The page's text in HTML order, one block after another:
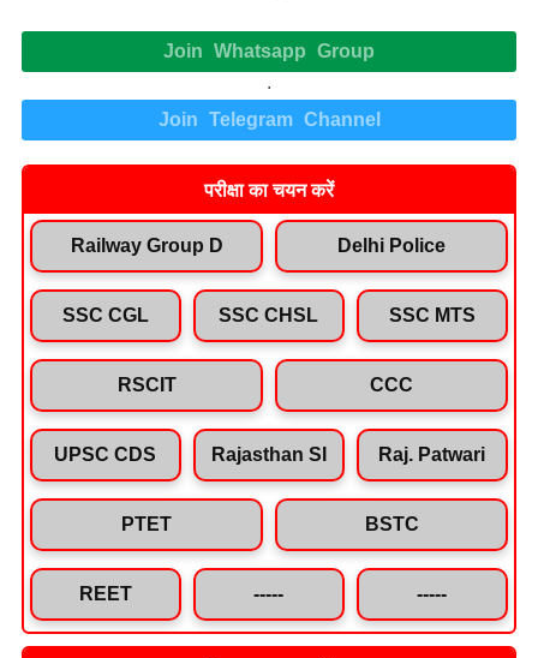
Join Whatsapp Group
.
Join Telegram Channel
परीक्षा का चयन करें
Railway Group D Delhi Police
SSC CGL SSC CHSL SSC MTS
RSCIT CCC
UPSC CDS Rajasthan SI Raj. Patwari
PTET BSTC
REET ----- -----